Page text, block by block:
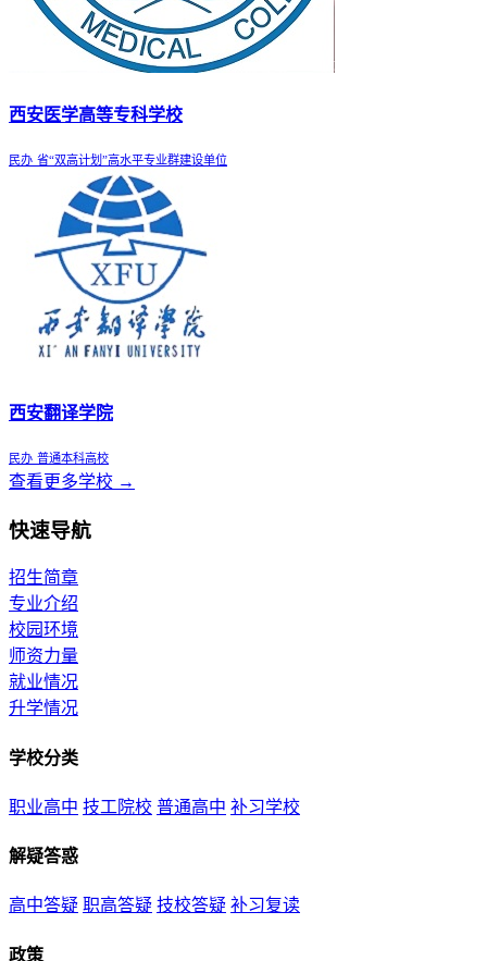
西安医学高等专科学校
民办 省“双高计划”高水平专业群建设单位
西安翻译学院
民办 普通本科高校
查看更多学校 →
快速导航
招生简章
专业介绍
校园环境
师资力量
就业情况
升学情况
学校分类
职业高中 技工院校 普通高中 补习学校
解疑答惑
高中答疑 职高答疑 技校答疑 补习复读
政策